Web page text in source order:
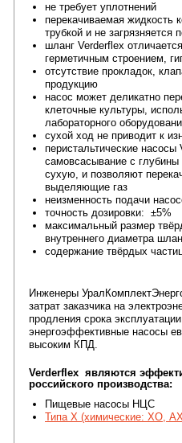
не требует уплотнений
перекачиваемая жидкость
трубкой и не
шланг Verderflex
герметичным строением,
отсутствие прокладок,
продукцию
насос может деликатно
клеточные культуры,
лабораторного
сухой ход не приводит к
перистальтические
самовсасывание с
сухую, и позволяют
выделяющие газ
неизменность подачи
точность дозировки: ±5%
максимальный размер
внутреннего диаметра
cодержание твëрдых
Инженеры
затрат заказчика на
продления срока
энергоэффективные насосы
высоким КПД.
Verderflex являются
российского производства:
Пищевые насосы НЦС
Типа Х (химические: ХО,